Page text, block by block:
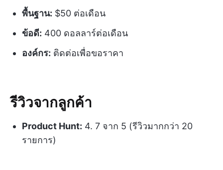
พื้นฐาน: $50 ต่อเดือน
ข้อดี: 400 ดอลลาร์ต่อเดือน
องค์กร: ติดต่อเพื่อขอราคา
รีวิวจากลูกค้า
Product Hunt: 4. 7 จาก 5 (รีวิวมากกว่า 20
รายการ)